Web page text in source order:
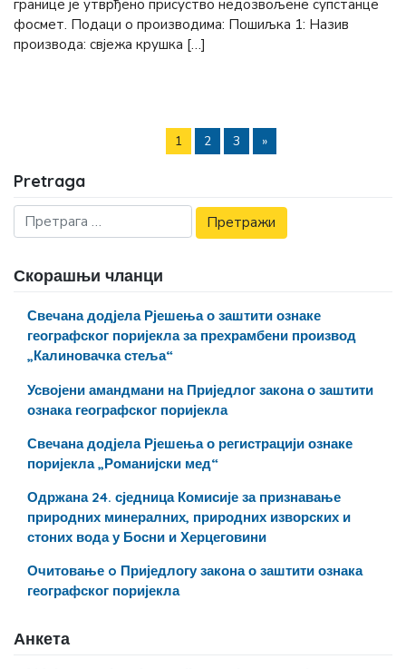
границе је утврђено присуство недозвољене супстанце
фосмет. Подаци о производима: Пошиљка 1: Назив
производа: свјежа крушка […]
1 2 3 »
Pretraga
Скорашњи чланци
Свечана додјела Рјешења о заштити ознаке
географског поријекла за прехрамбени производ
„Калиновачка стеља“
Усвојени амандмани на Приједлог закона о заштити
ознака географског поријекла
Свечана додјела Рјешења о регистрацији ознаке
поријекла „Романијски мед“
Одржана 24. сједница Комисије за признавање
природних минералних, природних изворских и
стоних вода у Босни и Херцеговини
Очитовање o Приједлогу закона о заштити ознака
географског поријекла
Анкета